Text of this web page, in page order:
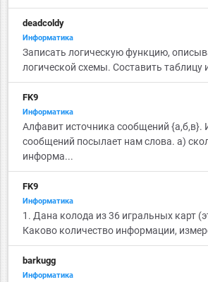
deadcoldy
Информатика
Записать логическую функцию,
логической схемы. Составить таблицу
FK9
Информатика
Алфавит источника сообщений {а,б,в}.
сообщений посылает нам слова. а)
информа...
FK9
Информатика
1. Дана колода из 36 игральных карт
Каково количество информации,
barkugg
Информатика